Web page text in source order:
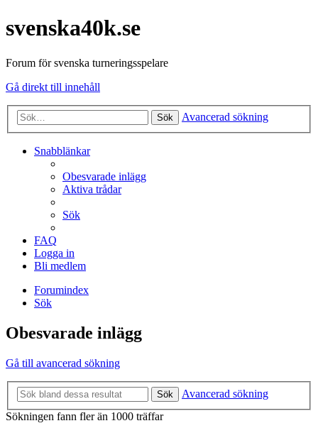
svenska40k.se
Forum för svenska turneringsspelare
Gå direkt till innehåll
Sök Avancerad sökning
Snabblänkar
Obesvarade inlägg
Aktiva trådar
Sök
FAQ
Logga in
Bli medlem
Forumindex
Sök
Obesvarade inlägg
Gå till avancerad sökning
Sök
Avancerad sökning
Sökningen fann fler än 1000 träffar